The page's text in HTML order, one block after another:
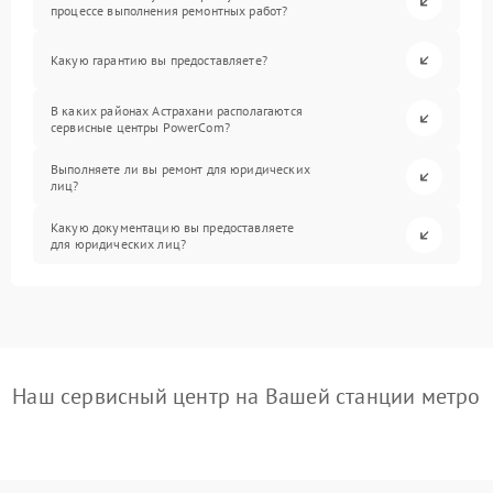
процессе выполнения ремонтных работ?
Какую гарантию вы предоставляете?
В каких районах Астрахани располагаются
сервисные центры PowerCom?
Выполняете ли вы ремонт для юридических
лиц?
Какую документацию вы предоставляете
для юридических лиц?
Наш сервисный центр на Вашей станции метро